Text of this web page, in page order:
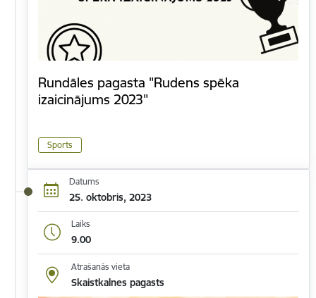
Rundāles pagasta "Rudens spēka
izaicinājums 2023"
Sports
Datums
25. oktobris, 2023
Laiks
9.00
Atrašanās vieta
Skaistkalnes pagasts